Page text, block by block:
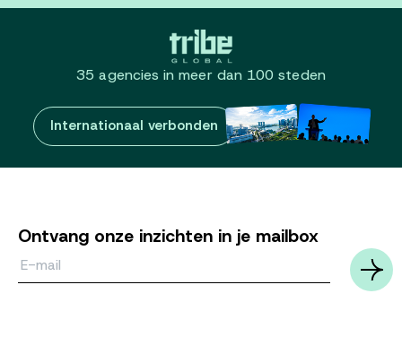
35 agencies in meer dan 100 steden
Internationaal verbonden
Ontvang onze inzichten in je mailbox